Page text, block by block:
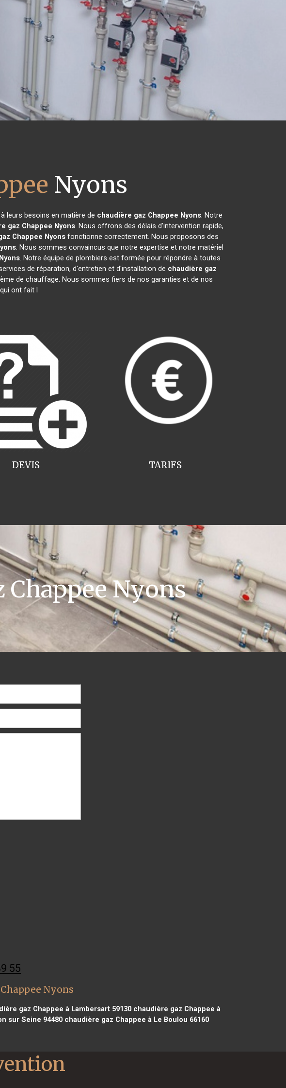
Nyons
leurs besoins en matière de chaudière gaz Chappee Nyons. Notre
gaz Chappee Nyons. Nous offrons des délais d'intervention rapide,
Chappee Nyons fonctionne correctement. Nous proposons des
. Nous sommes convaincus que notre expertise et notre matériel
Nyons. Notre équipe de plombiers est formée pour répondre à toutes
de réparation, d'entretien et d'installation de chaudière gaz
de chauffage. Nous sommes fiers de nos garanties et de nos
ont fait l
TARIFS
DEVIS
Chappee Nyons
55
Nyons
gaz Chappee à Lambersart 59130 chaudière gaz Chappee à
sur Seine 94480chaudière gaz Chappee à Le Boulou 66160